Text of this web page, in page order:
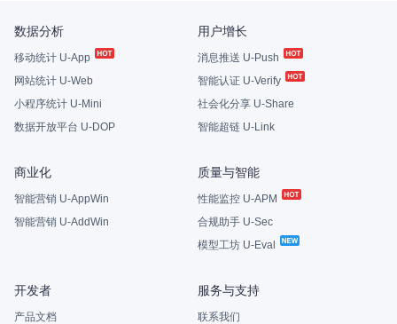
数据分析
移动统计 U-App
网站统计 U-Web
小程序统计 U-Mini
数据开放平台 U-DOP
用户增长
消息推送 U-Push
智能认证 U-Verify
社会化分享 U-Share
智能超链 U-Link
商业化
智能营销 U-AppWin
智能营销 U-AddWin
质量与智能
性能监控 U-APM
合规助手 U-Sec
模型工坊 U-Eval
开发者
产品文档
服务与支持
联系我们